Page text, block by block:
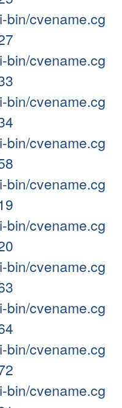
bin/cvename.cg
bin/cvename.cg
bin/cvename.cg
bin/cvename.cg
bin/cvename.cg
bin/cvename.cg
bin/cvename.cg
bin/cvename.cg
bin/cvename.cg
bin/cvename.cg